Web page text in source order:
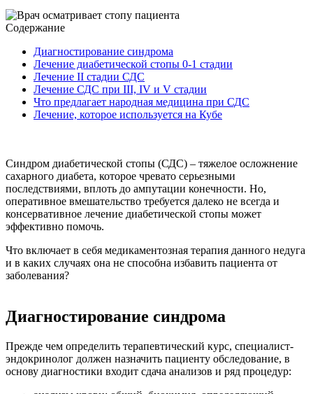
Содержание
Диагностирование синдрома
Лечение диабетической стопы 0-1 стадии
Лечение II стадии СДС
Лечение СДС при III, IV и V стадии
Что предлагает народная медицина при СДС
Лечение, которое используется на Кубе
Синдром диабетической стопы (СДС) – тяжелое осложнение
сахарного диабета, которое чревато серьезными
последствиями, вплоть до ампутации конечности. Но,
оперативное вмешательство требуется далеко не всегда и
консервативное лечение диабетической стопы может
эффективно помочь.
Что включает в себя медикаментозная терапия данного недуга
и в каких случаях она не способна избавить пациента от
заболевания?
Диагностирование синдрома
Прежде чем определить терапевтический курс, специалист-
эндокринолог должен назначить пациенту обследование, в
основу диагностики входит сдача анализов и ряд процедур: